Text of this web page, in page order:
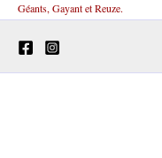
Géants, Gayant et Reuze.